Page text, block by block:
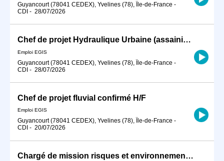
Guyancourt (78041 CEDEX), Yvelines (78), Île-de-France -
CDI - 28/07/2026
Chef de projet Hydraulique Urbaine (assainissement et eau potable) Confirmé H/F
Emploi EGIS
Guyancourt (78041 CEDEX), Yvelines (78), Île-de-France -
CDI - 28/07/2026
Chef de projet fluvial confirmé H/F
Emploi EGIS
Guyancourt (78041 CEDEX), Yvelines (78), Île-de-France -
CDI - 20/07/2026
Chargé de mission risques et environnement (H/F)